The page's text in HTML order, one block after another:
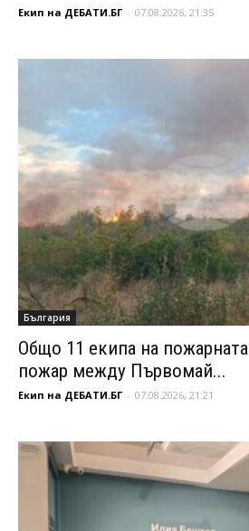
Екип на ДЕБАТИ.БГ - 07.08.2026, 21:35
България
Общо 11 екипа на
пожар между Първомай...
Екип на ДЕБАТИ.БГ - 07.08.2026, 21:21